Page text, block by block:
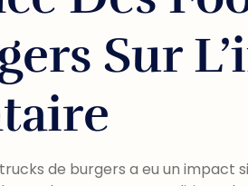
Sur
de burgers a eu un impact